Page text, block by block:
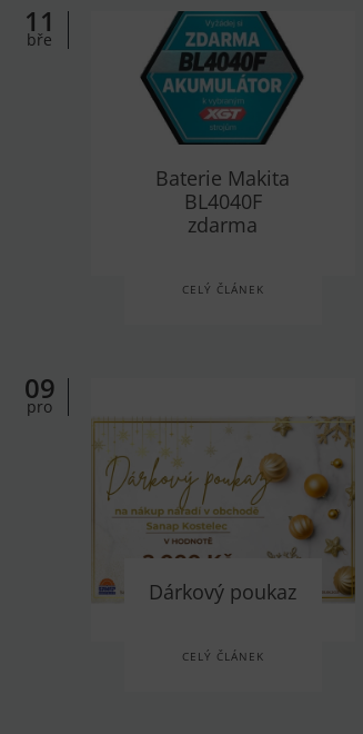
11
bře
Baterie Makita
BL4040F
zdarma
CELÝ ČLÁNEK
09
pro
Dárkový poukaz
CELÝ ČLÁNEK